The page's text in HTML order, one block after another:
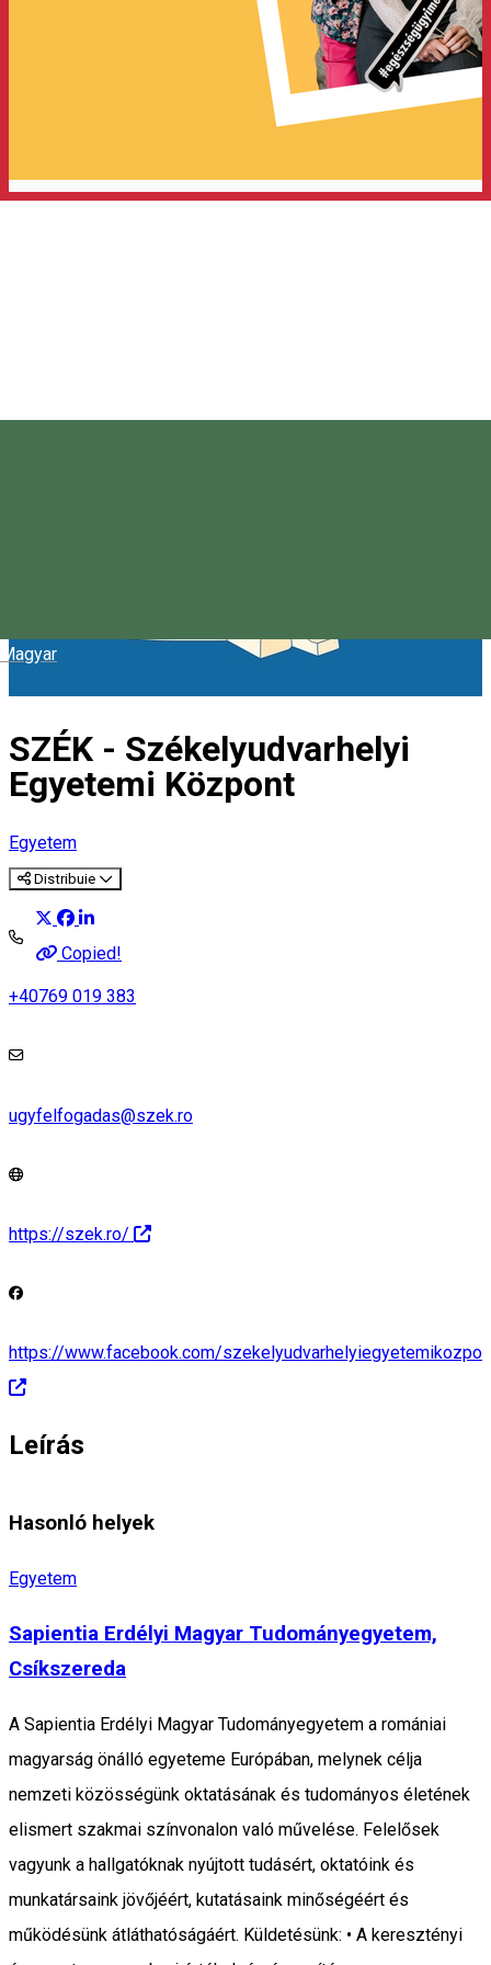
Magyar
SZÉK - Székelyudvarhelyi
Egyetemi Központ
Egyetem
Distribuie
Copied!
+40769 019 383
ugyfelfogadas@szek.ro
https://szek.ro/
https://www.facebook.com/
Leírás
Hasonló helyek
Egyetem
Sapientia Erdélyi Magyar Tudományegyetem,
Csíkszereda
A Sapientia Erdélyi Magyar Tudományegyetem a romániai
magyarság önálló egyeteme Európában, melynek célja
nemzeti közösségünk oktatásának és tudományos életének
elismert szakmai színvonalon való művelése. Felelősek
vagyunk a hallgatóknak nyújtott tudásért, oktatóink és
munkatársaink jövőjéért, kutatásaink minőségéért és
működésünk átláthatóságáért. Küldetésünk: • A keresztényi